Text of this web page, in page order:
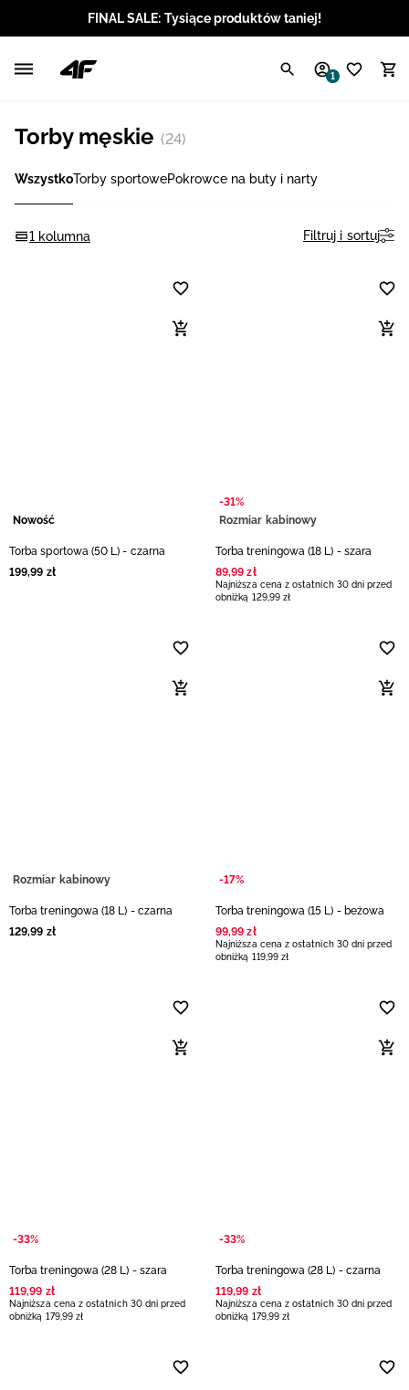
FINAL SALE: Tysiące produktów taniej!
1
Torby męskie (24)
WszystkoTorby sportowePokrowce na buty i narty
1 kolumna Filtruj i sortuj
Nowość
Torba sportowa (50 L) - czarna
199,99 zł
-31%
Rozmiar kabinowy
Torba treningowa (18 L) - szara
89,99 zł
Najniższa cena z ostatnich 30 dni przed
obniżką 129,99 zł
Rozmiar kabinowy
Torba treningowa (18 L) - czarna
129,99 zł
-17%
Torba treningowa (15 L) - beżowa
99,99 zł
Najniższa cena z ostatnich 30 dni przed
obniżką 119,99 zł
-33%
Torba treningowa (28 L) - szara
119,99 zł
Najniższa cena z ostatnich 30 dni przed
obniżką 179,99 zł
-33%
Torba treningowa (28 L) - czarna
119,99 zł
Najniższa cena z ostatnich 30 dni przed
obniżką 179,99 zł
Angielski / GBP
Chorwacki / EUR
Słowacki / EUR
Ukraiński / UAH